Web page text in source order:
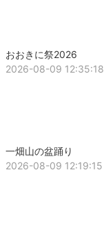
おおきに祭2026
2026-08-09 12:35:18
一畑山の盆踊り
2026-08-09 12:19:15